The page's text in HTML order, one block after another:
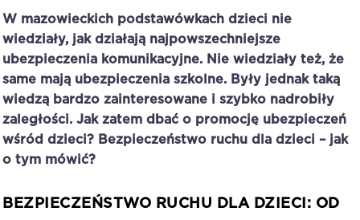
W mazowieckich podstawówkach dzieci nie
wiedziały, jak działają najpowszechniejsze
ubezpieczenia komunikacyjne. Nie wiedziały też, że
same mają ubezpieczenia szkolne. Były jednak taką
wiedzą bardzo zainteresowane i szybko nadrobiły
zaległości. Jak zatem dbać o promocję ubezpieczeń
wśród dzieci? Bezpieczeństwo ruchu dla dzieci – jak
o tym mówić?
BEZPIECZEŃSTWO RUCHU DLA DZIECI: OD